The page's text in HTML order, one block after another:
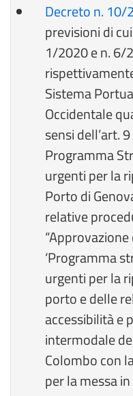
Decreto n. 10/
previsioni di
1/2020 e n. 6/
Sistema
Occidentale
sensi dell’art.
Programma
urgenti per la
Porto di
relative
‘Programma
urgenti per la
porto e delle
accessibilità e
intermodale
Colombo con
per la messa